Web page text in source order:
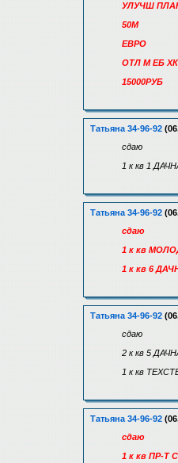
УЛУЧШ
50М
ЕВРО
ОТЛ М ЕБ
15000РУБ
Татьяна 34-96-92
сдаю
1 к кв 1
Татьяна 34-96-92
сдаю
1 к кв
1 к кв 6
Татьяна 34-96-92
сдаю
2 к кв 5
1 к кв
Татьяна 34-96-92
сдаю
1 к кв ПР-Т